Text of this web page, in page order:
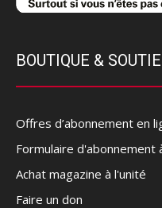
BOUTIQUE &
Offres d’abonnement en
Formulaire d'abonnement
Achat magazine à l'unité
Faire un don